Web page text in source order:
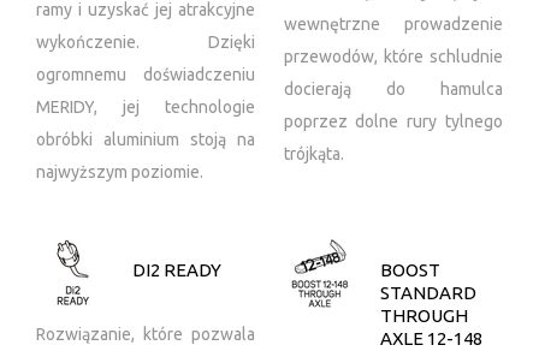
ramy i uzyskać jej atrakcyjne
wykończenie. Dzięki
ogromnemu doświadczeniu
MERIDY, jej technologie
obróbki aluminium stoją na
najwyższym poziomie.
wewnętrzne prowadzenie
przewodów, które schludnie
docierają do hamulca
poprzez dolne rury tylnego
trójkąta.
DI2 READY
Rozwiązanie, które pozwala
BOOST
STANDARD
THROUGH
AXLE 12-148